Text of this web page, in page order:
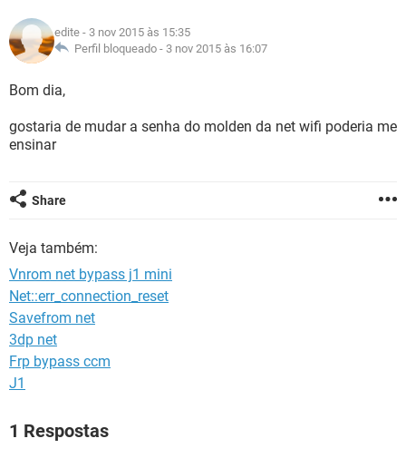
GUIA DE COMPRAS
INSTAGRAM
GUIA DE COMPRAS
CELULAR
OUTLOOK EXCEL
INSTAGRAM
JOGOS
CELULAR
OUTLOOK
INSTAGRAM GMAIL
GLOSSÁRIO
JOGOS
OUTLOOK
GUIA DE COMPRAS
edite - 3 nov 2015 às 15:35
Perfil bloqueado - 3 nov 2015 às 16:07
Bom dia,
gostaria de mudar a senha do molden da net wifi poderia me
ensinar
Share
Veja também:
Vnrom net bypass j1 mini
Net::err_connection_reset
Savefrom net
3dp net
Frp bypass ccm
J1
1 Respostas